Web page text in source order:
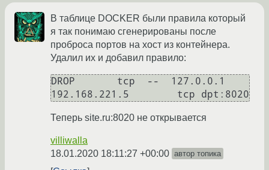
В таблице DOCKER были правила который
я так понимаю сгенерированы после
проброса портов на хост из контейнера.
Удалил их и добавил правило:
DROP       tcp  --  127.0.0.1
Теперь site.ru:8020 не открывается
villiwalla
18.01.2020 18:11:27 +00:00 автор топика